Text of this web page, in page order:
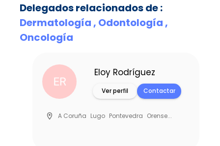
Delegados relacionados de :
Dermatología , Odontología ,
Oncología
Francisco
Ver perfil
location_on Las Palmas Soria Palencia